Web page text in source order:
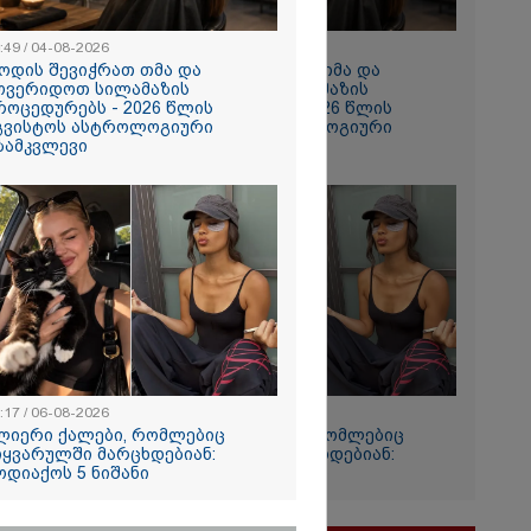
არ
- ქეთა
ვიყავით.
გვთხოვა,
წერს
ილია
სოციალურ
როდის შევიჭრათ თმა და
მოვერიდოთ სილამაზის
პროცედურებს - 2026 წლის
აგვისტოს ასტროლოგიური
ძლიერი ქალები, რომლებიც
სიყვარულში მარცხდებიან:
/ 04-08-2026
შევიჭრათ თმა და
სილამაზის
- 2026 წლის
ასტროლოგიური
/ 06-08-2026
ქალები, რომლებიც
მარცხდებიან:
5 ნიშანი